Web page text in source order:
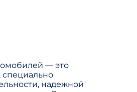
— это
специально
надежной